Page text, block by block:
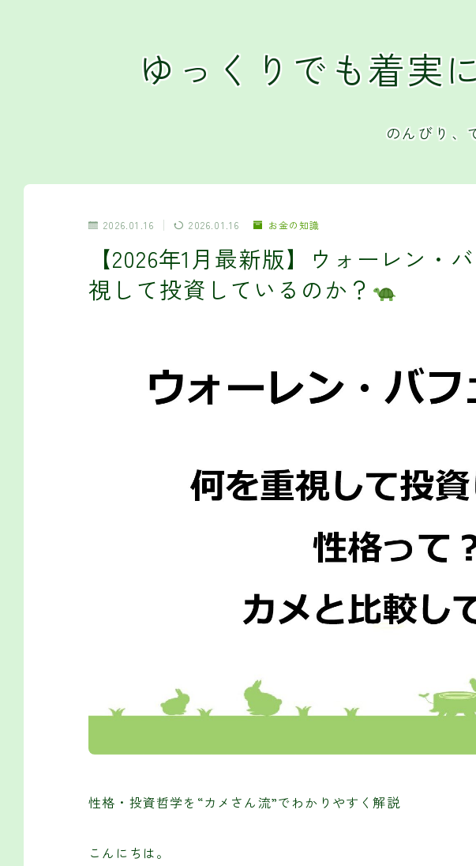
ゆっくりでも着実
のんびり、
2026.01.16 2026.01.16 お金の知識
【2026年1月最新版】ウォーレン・
視して投資しているのか？
性格・投資哲学を“カメさん流”でわかりやすく解説
こんにちは。